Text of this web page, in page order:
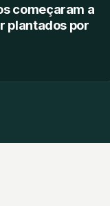
começaram a
plantados por